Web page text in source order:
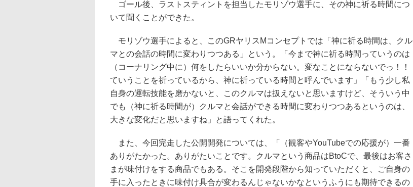
ゴール後、ラストスティントを担当したモリゾウ選手に、その神に祈る時間につ
いて聞くことができた。
モリゾウ選手によると、このGRヤリスMコンセプトでは「神に祈る時間は、クル
マとの会話の時間に変わりつつある」という。「今まで神に祈る時間っていうのは
（コーナリング中に）何をしたらいいか分からない。変なことにならないでっ！！
ていうことを祈っているから、神に祈っている時間と呼んでいます」「もう少し私
自身の運転技能を磨かないと、このクルマは扱えないと思いますけど、そういう中
でも（神に祈る時間が）クルマと会話ができる時間に変わりつつあるというのは、
大きな変化だと思いますね」と語ってくれた。
また、今回完走した公開開発については、「（観客やYouTubeでの応援が）一番
ありがたかった。ありがたいことです。クルマという商品はBtoCで、最後はお客さ
まが味付けをする商品でもある。そこを開発段階から知っていただくと、ご自身の
手に入ったときに味付け具合が変わるんじゃないかなというふうにも期待できるの